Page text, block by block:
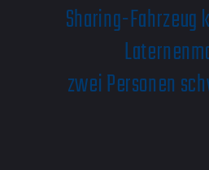
Sharing-Fahrzeug
zwei Personen